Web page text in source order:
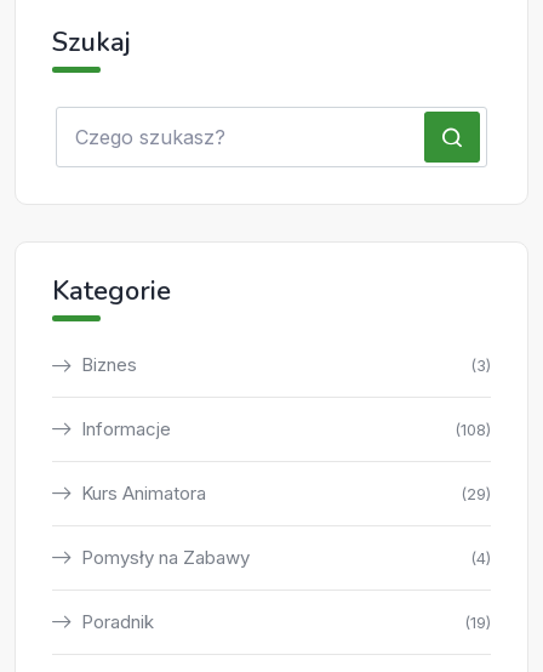
Szukaj
Kategorie
Biznes (3)
Informacje (108)
Kurs Animatora (29)
Pomysły na Zabawy (4)
Poradnik (19)